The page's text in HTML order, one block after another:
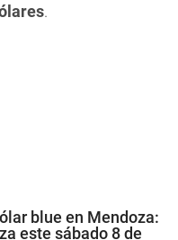
.
blue en Mendoza:
este sábado 8 de